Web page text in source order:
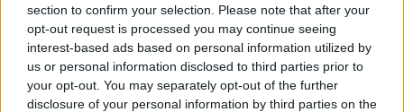
section to confirm your selection. Please note that after your
opt-out request is processed you may continue seeing
interest-based ads based on personal information utilized by
us or personal information disclosed to third parties prior to
your opt-out. You may separately opt-out of the further
disclosure of your personal information by third parties on the
Undici denunce in 6 giorni
Eventi estivi, "Nessuna dimenticanza"
De mente